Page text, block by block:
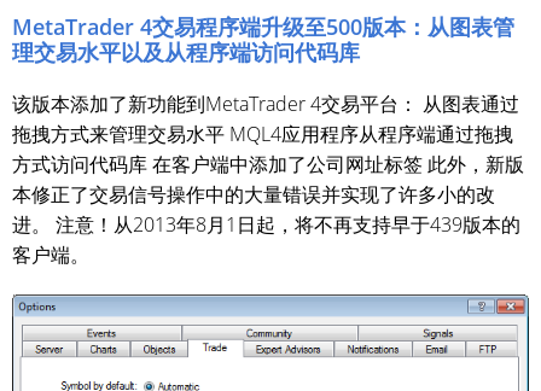
MetaTrader 4交易程序端升级至500版本：从图表管
理交易水平以及从程序端访问代码库
该版本添加了新功能到MetaTrader 4交易平台： 从图表通过
拖拽方式来管理交易水平 MQL4应用程序从程序端通过拖拽
方式访问代码库 在客户端中添加了公司网址标签 此外，新版
本修正了交易信号操作中的大量错误并实现了许多小的改
进。 注意！从2013年8月1日起，将不再支持早于439版本的
客户端。